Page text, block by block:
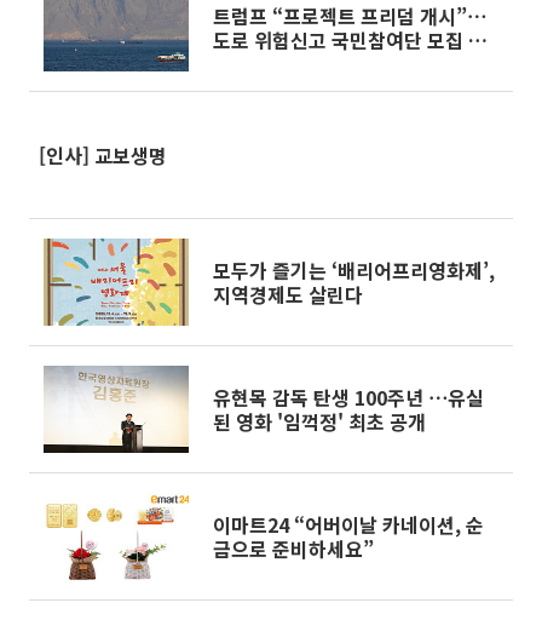
트럼프 “프로젝트 프리덤 개시”⋯
도로 위험신고 국민참여단 모집 外
[인사] 교보생명
모두가 즐기는 ‘배리어프리영화제’,
지역경제도 살린다
유현목 감독 탄생 100주년 ⋯유실
된 영화 '임꺽정' 최초 공개
이마트24 “어버이날 카네이션, 순
금으로 준비하세요”